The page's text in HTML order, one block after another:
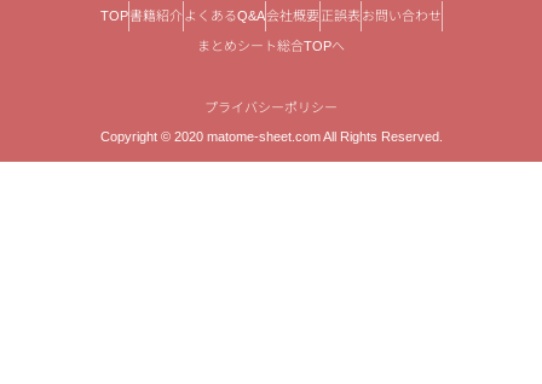
TOP 書籍紹介 よくあるQ&A 会社概要 正誤表 お問い合わせ
まとめシート総合TOPへ
プライバシーポリシー
Copyright © 2020 matome-sheet.com All Rights Reserved.